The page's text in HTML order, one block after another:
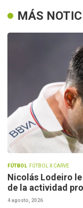
MÁS
FÚTBOL FÚTBOL X CARVE
Nicolás Lodeiro
de la actividad
4 agosto, 2026